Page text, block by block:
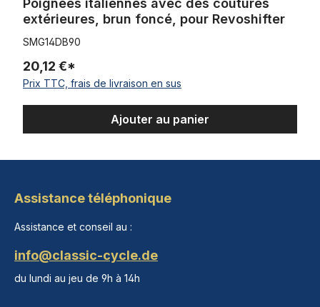
Poignées italiennes avec des coutures
extérieures, brun foncé, pour Revoshifter
SMG14DB90
20,12 €*
Prix TTC, frais de livraison en sus
Ajouter au panier
Assistance téléphonique
Assistance et conseil au :
info@classic-cycle.de
du lundi au jeu de 9h à 14h